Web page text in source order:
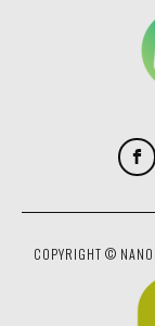
COPYRIGHT ©